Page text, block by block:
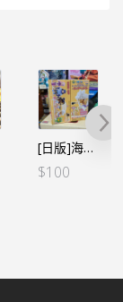
[日版]海賊王WCF -蛋頭島篇 VOL.3 – 路飛 五檔
$100